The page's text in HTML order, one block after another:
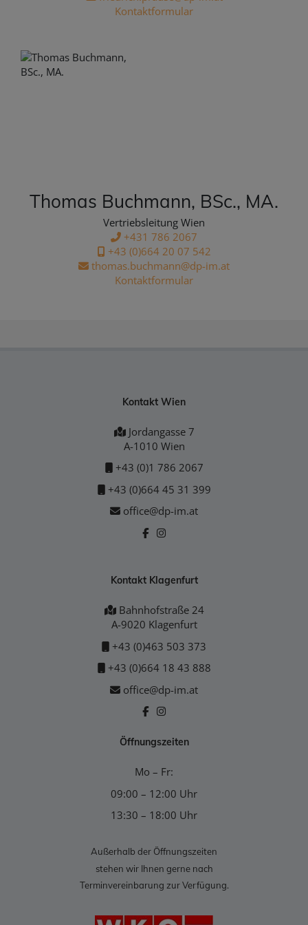
Kontaktformular
Thomas Buchmann, BSc., MA.
Vertriebsleitung Wien
+431 786 2067
+43 (0)664 20 07 542
thomas.buchmann@dp-im.at
Kontaktformular
Kontakt Wien
Jordangasse 7
A-1010 Wien
+43 (0)1 786 2067
+43 (0)664 45 31 399
office@dp-im.at
Kontakt Klagenfurt
Bahnhofstraße 24
A-9020 Klagenfurt
+43 (0)463 503 373
+43 (0)664 18 43 888
office@dp-im.at
Öffnungszeiten
Mo – Fr:
09:00 – 12:00 Uhr
13:30 – 18:00 Uhr
Außerhalb der Öffnungszeiten
stehen wir Ihnen gerne nach
Terminvereinbarung zur Verfügung.